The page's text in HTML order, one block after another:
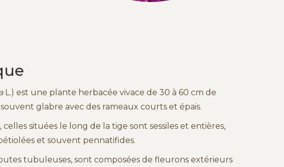
L.) est une plante herbacée vivace de 30 à 60 cm de
glabre avec des rameaux courts et épais.
situées le long de la tige sont sessiles et entières,
et souvent pennatifides.
tubuleuses, sont composées de fleurons extérieurs